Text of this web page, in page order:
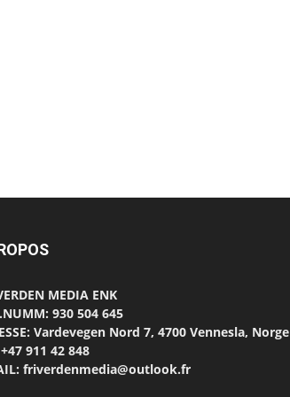
MEDIA ENK
930 504 645
Vardevegen Nord 7, 4700 Vennesla, Norge
911 42 848
friverdenmedia@outlook.fr